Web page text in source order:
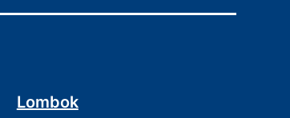
Lombok